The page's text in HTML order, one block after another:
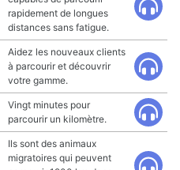
rapidement de longues
distances sans fatigue.
Aidez les nouveaux clients
à parcourir et découvrir
votre gamme.
Vingt minutes pour
parcourir un kilomètre.
Ils sont des animaux
migratoires qui peuvent